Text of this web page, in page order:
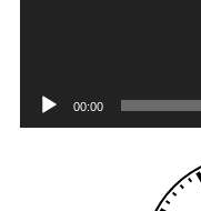
00:00